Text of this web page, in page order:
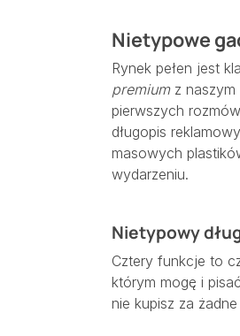
Nietypowe
Rynek pełen jest
premiumz naszym
pierwszych
długopis
masowych
wydarzeniu.
Nietypowy
Cztery funkcje to
którym mogę i
nie kupisz za